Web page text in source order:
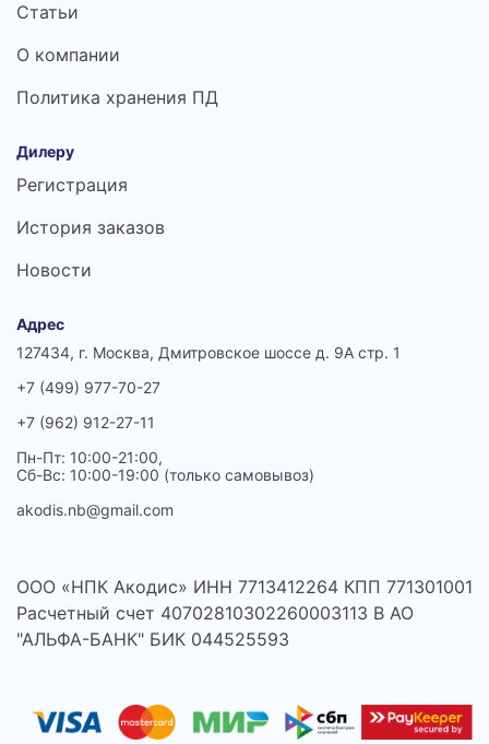
Статьи
О компании
Политика хранения ПД
Дилеру
Регистрация
История заказов
Новости
Адрес
127434, г. Москва, Дмитровское шоссе д. 9А стр. 1
+7 (499) 977-70-27
+7 (962) 912-27-11
Пн-Пт: 10:00-21:00,
Сб-Вс: 10:00-19:00 (только самовывоз)
akodis.nb@gmail.com
ООО «НПК Акодис» ИНН 7713412264 КПП 771301001
Расчетный счет 40702810302260003113 В АО
"АЛЬФА-БАНК" БИК 044525593